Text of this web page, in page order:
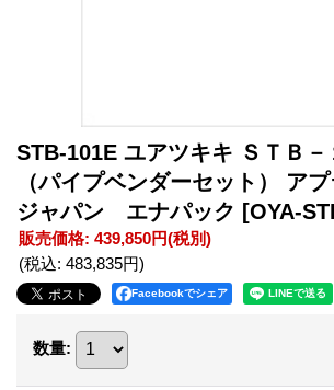
STB-101E ユアツキキ ＳＴＢ
（パイプベンダーセット） ア
ジャパン エナパック [OYA-
販売価格: 439,850円(税別)
(税込: 483,835円)
Facebookでシェア
数量: